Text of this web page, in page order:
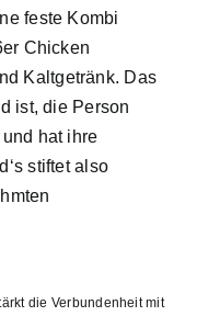
feste Kombi
Chicken
Kaltgetränk. Das
ist, die Person
hat ihre
stiftet also
die Verbundenheit mit